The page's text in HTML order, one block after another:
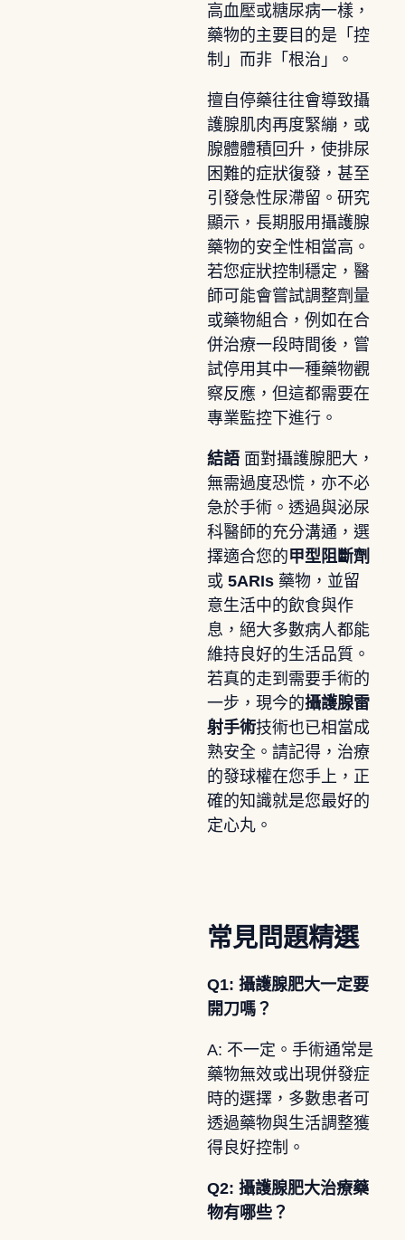
高血壓或糖尿病一樣，
藥物的主要目的是「控
制」而非「根治」。
擅自停藥往往會導致攝
護腺肌肉再度緊繃，或
腺體體積回升，使排尿
困難的症狀復發，甚至
引發急性尿滯留。研究
顯示，長期服用攝護腺
藥物的安全性相當高。
若您症狀控制穩定，醫
師可能會嘗試調整劑量
或藥物組合，例如在合
併治療一段時間後，嘗
試停用其中一種藥物觀
察反應，但這都需要在
專業監控下進行。
結語面對攝護腺肥大，
無需過度恐慌，亦不必
急於手術。透過與泌尿
科醫師的充分溝通，選
擇適合您的甲型阻斷劑
或 5ARIs藥物，並留
意生活中的飲食與作
息，絕大多數病人都能
維持良好的生活品質。
若真的走到需要手術的
一步，現今的攝護腺雷
射手術技術也已相當成
熟安全。請記得，治療
的發球權在您手上，正
確的知識就是您最好的
定心丸。
常見問題精選
Q1: 攝護腺肥大一定要
開刀嗎？
A: 不一定。手術通常是
藥物無效或出現併發症
時的選擇，多數患者可
透過藥物與生活調整獲
得良好控制。
Q2: 攝護腺肥大治療藥
物有哪些？